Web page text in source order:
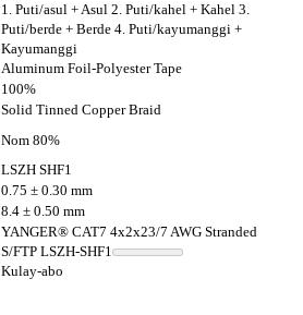
1. Puti/asul + Asul 2. Puti/kahel + Kahel 3.
Puti/berde + Berde 4. Puti/kayumanggi +
Kayumanggi
Aluminum Foil-Polyester Tape
100%
Solid Tinned Copper Braid
Nom 80%
LSZH SHF1
0.75 ± 0.30 mm
8.4 ± 0.50 mm
YANGER® CAT7 4x2x23/7 AWG Stranded
S/FTP LSZH-SHF1
Kulay-abo